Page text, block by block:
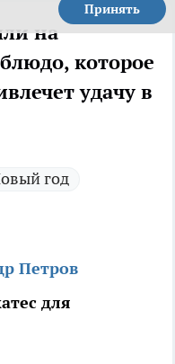
Принять
на
которое
удачу в
год
Петров
для